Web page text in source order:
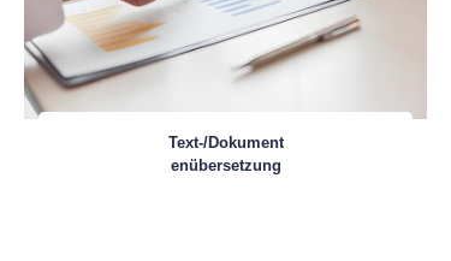
Text-/Dokument
enübersetzung